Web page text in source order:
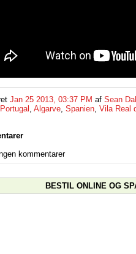
Jan 25 2013, 03:37 PM af Sean
Portugal , Algarve, Spanien, Vila Real
kommentarer
BESTIL ONLINE OG